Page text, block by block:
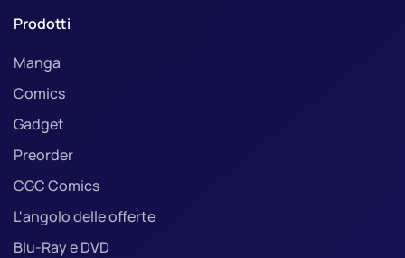
Prodotti
Manga
Comics
Gadget
Preorder
CGC Comics
L'angolo delle offerte
Blu-Ray e DVD